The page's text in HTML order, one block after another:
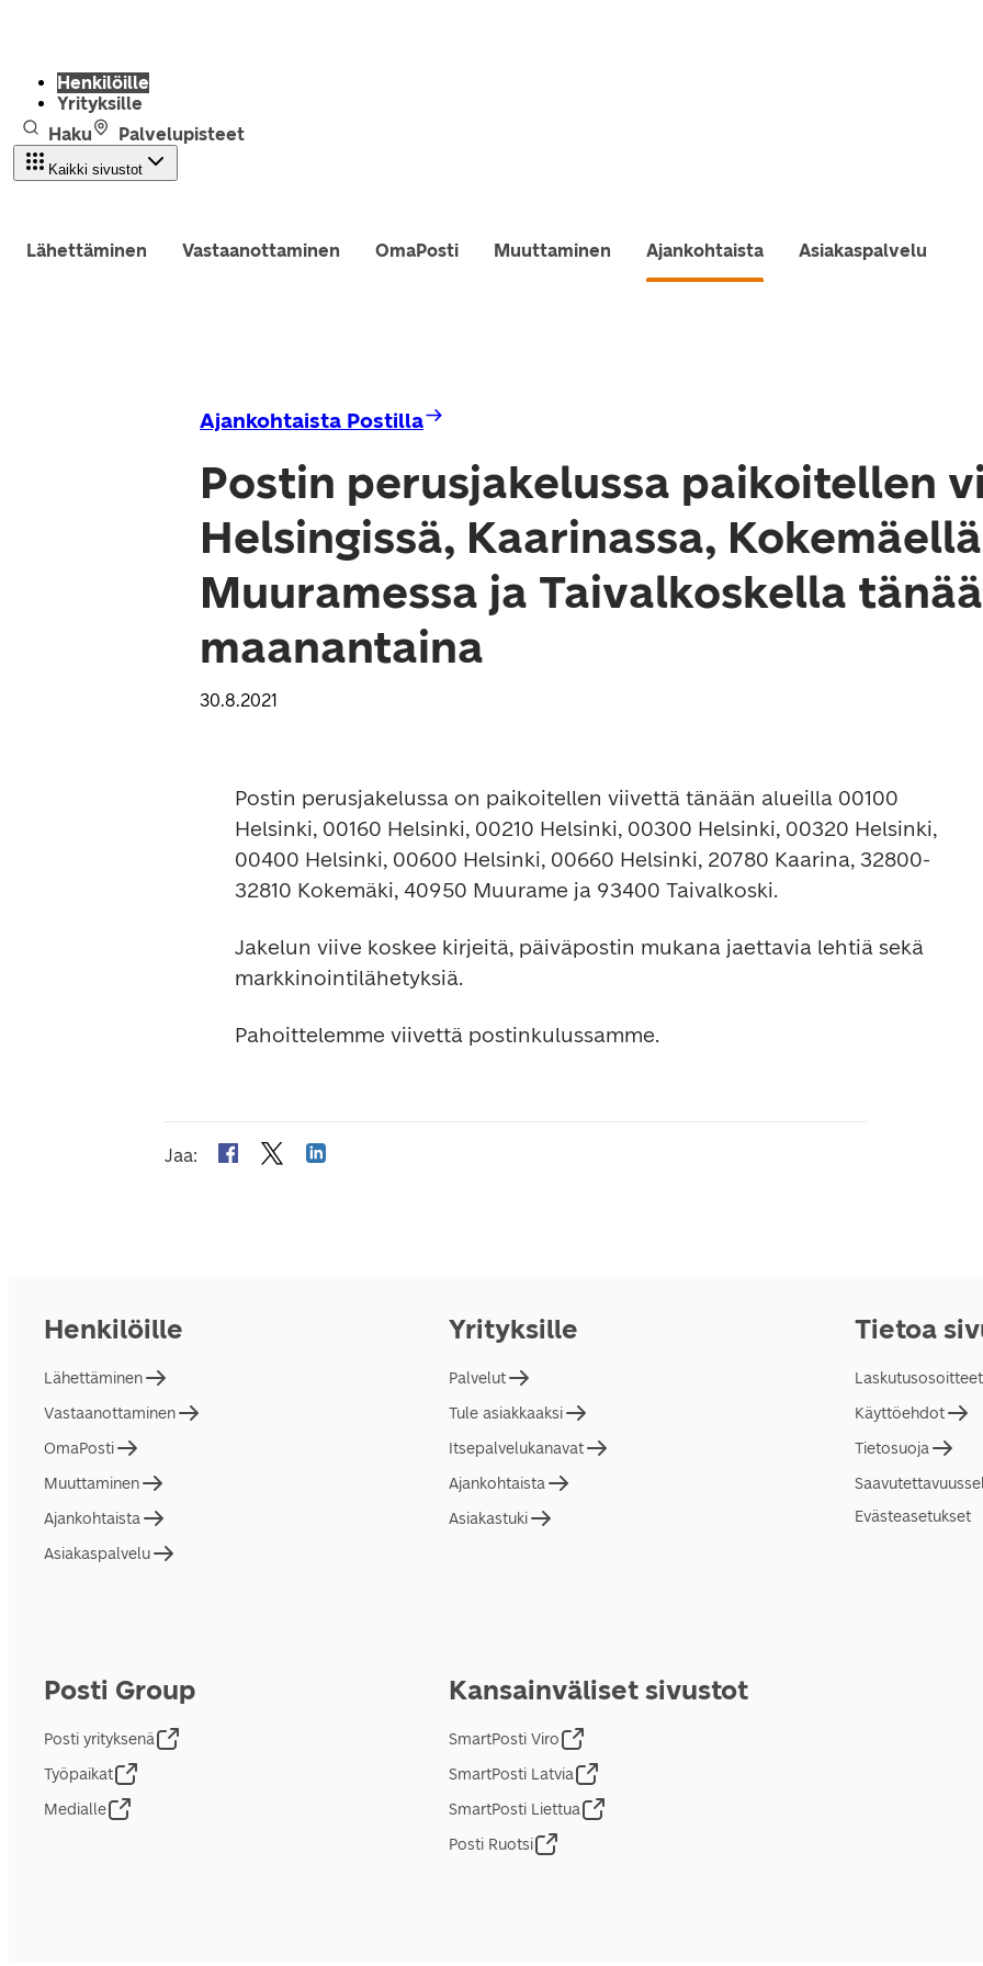
Henkilöille
Yrityksille
Haku
Palvelupisteet
Kaikki sivustot
Lähettäminen Vastaanottaminen OmaPosti Muuttaminen Ajankohtaista Asiakaspalvelu
Ajankohtaista Postilla
Postin perusjakelussa paikoitellen
Helsingissä, Kaarinassa,
Muuramessa ja Taivalkoskella
maanantaina
30.8.2021
Postin perusjakelussa on paikoitellen viivettä tänään alueilla 00100
Helsinki, 00160 Helsinki, 00210 Helsinki, 00300 Helsinki, 00320 Helsinki,
00400 Helsinki, 00600 Helsinki, 00660 Helsinki, 20780 Kaarina, 32800-
32810 Kokemäki, 40950 Muurame ja 93400 Taivalkoski.
Jakelun viive koskee kirjeitä, päiväpostin mukana jaettavia lehtiä sekä
markkinointilähetyksiä.
Pahoittelemme viivettä postinkulussamme.
Jaa:
Henkilöille
Lähettäminen
Vastaanottaminen
OmaPosti
Muuttaminen
Ajankohtaista
Asiakaspalvelu
Yrityksille
Palvelut
Tule asiakkaaksi
Itsepalvelukanavat
Ajankohtaista
Asiakastuki
Tietoa
Laskutusosoitteet
Käyttöehdot
Tietosuoja
Evästeasetukset
Posti Group
Posti yrityksenä
Työpaikat
Medialle
Kansainväliset sivustot
SmartPosti Viro
SmartPosti Latvia
SmartPosti Liettua
Posti Ruotsi